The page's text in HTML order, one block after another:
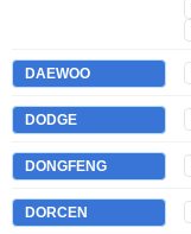
DAEWOO
DODGE
DONGFENG
DORCEN